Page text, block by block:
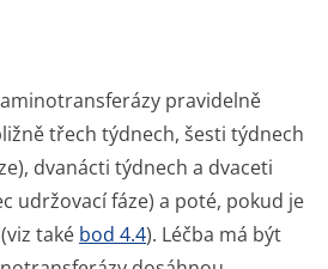
pravidelně
třech týdnech, šesti týdnech
dvanácti týdnech a dvaceti
udržovací fáze) a poté, pokud je
také bod 4.4). Léčba má být